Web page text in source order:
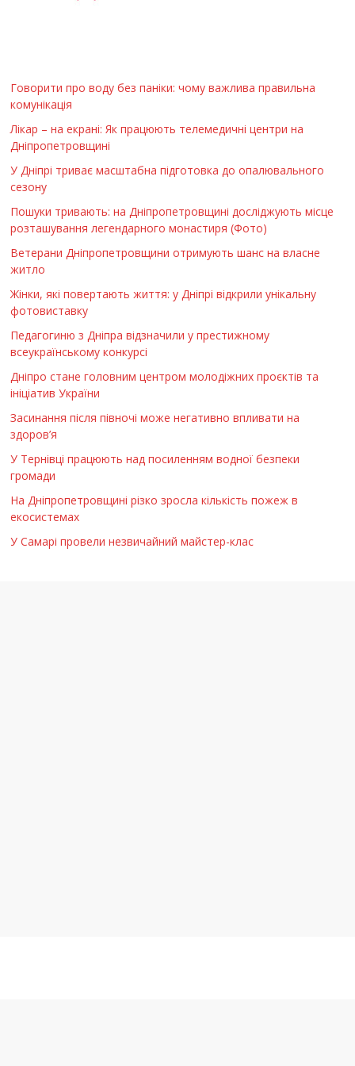
Говорити про воду без паніки: чому важлива правильна
комунікація
Лікар – на екрані: Як працюють телемедичні центри на
Дніпропетровщині
У Дніпрі триває масштабна підготовка до опалювального
сезону
Пошуки тривають: на Дніпропетровщині досліджують місце
розташування легендарного монастиря (Фото)
Ветерани Дніпропетровщини отримують шанс на власне
житло
Жінки, які повертають життя: у Дніпрі відкрили унікальну
фотовиставку
Педагогиню з Дніпра відзначили у престижному
всеукраїнському конкурсі
Дніпро стане головним центром молодіжних проєктів та
ініціатив України
Засинання після півночі може негативно впливати на
здоров’я
У Тернівці працюють над посиленням водної безпеки
громади
На Дніпропетровщині різко зросла кількість пожеж в
екосистемах
У Самарі провели незвичайний майстер-клас